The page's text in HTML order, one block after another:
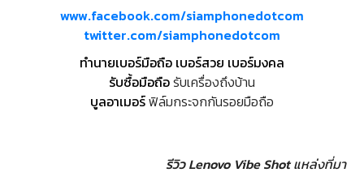
www.facebook.com/siamphonedotcom
twitter.com/siamphonedotcom
ทำนายเบอร์มือถือ เบอร์สวย เบอร์มงคล
รับซื้อมือถือรับเครื่องถึงบ้าน
บูลอาเมอร์ฟิล์มกระจกกันรอยมือถือ
รีวิว Lenovo Vibe Shot แหล่งที่มา